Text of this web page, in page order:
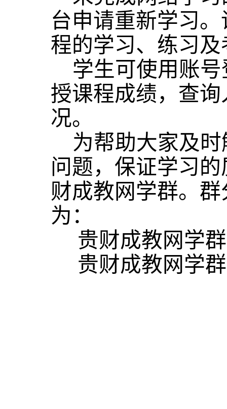
台申请重新学习
程的学习、练习及
学生可使用账
授课程成绩，查
况。
为帮助大家及
问题，保证学习
财成教网学群。 群
为：
贵财成教网学
贵财成教网学